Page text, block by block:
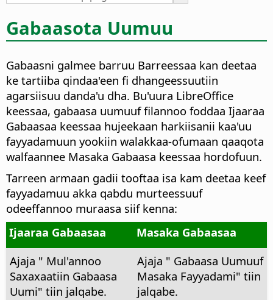
Gabaasota Uumuu
Gabaasni galmee barruu Barreessaa kan deetaa
ke tartiiba qindaa'een fi dhangeessuutiin
agarsiisuu danda'u dha. Bu'uura LibreOffice
keessaa, gabaasa uumuuf filannoo foddaa Ijaaraa
Gabaasaa keessaa hujeekaan harkiisanii kaa'uu
fayyadamuun yookiin walakkaa-ofumaan qaaqota
walfaannee Masaka Gabaasa keessaa hordofuun.
Tarreen armaan gadii tooftaa isa kam deetaa keef
fayyadamuu akka qabdu murteessuuf
odeeffannoo muraasa siif kenna:
Ijaaraa Gabaasaa
Masaka Gabaasaa
Ajaja " Mul'annoo
Saxaxaatiin Gabaasa
Uumi" tiin jalqabe.
Ajaja " Gabaasa Uumuuf
Masaka Fayyadami" tiin
jalqabe.